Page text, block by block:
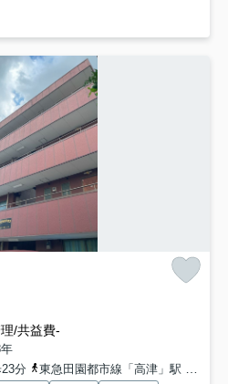
/共益費-
分
東急田園都市線「高津」駅 徒歩28分